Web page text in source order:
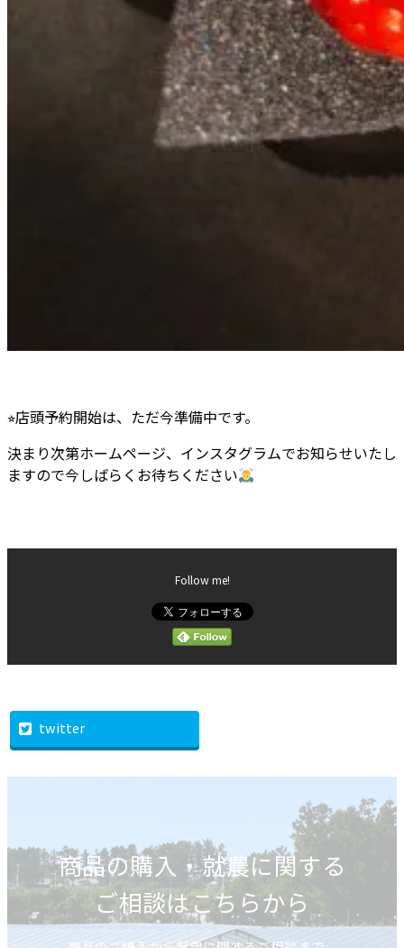
⭐︎店頭予約開始は、ただ今準備中です。
決まり次第ホームページ、インスタグラムでお知らせいたし
ますので今しばらくお待ちください
Follow me!
twitter
商品の購入・就農に関する
ご相談はこちらから